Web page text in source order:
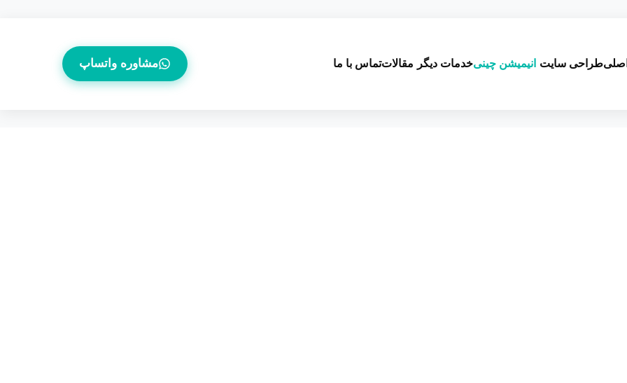
طراحی سایت انیمیشن چینیخدمات دیگر مقالاتتماس با ما مشاوره واتساپ